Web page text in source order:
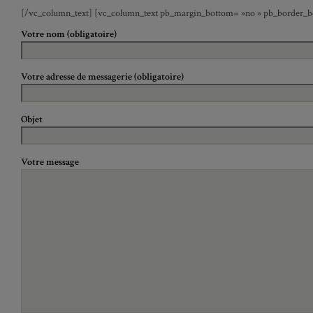
[/vc_column_text] [vc_column_text pb_margin_bottom= »no »
Votre nom (obligatoire)
Votre adresse de messagerie (obligatoire)
Objet
Votre message